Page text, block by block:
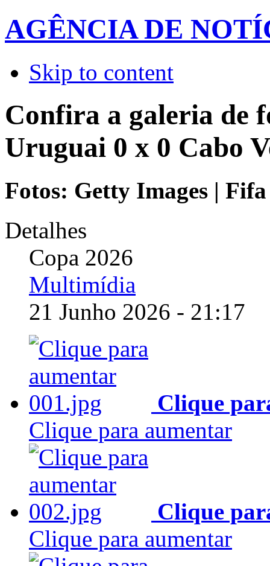
AGÊNCIA DE
Skip to content
Confira a galeria de
Uruguai 0 x 0 Cabo
Fotos: Getty Images | Fifa
Detalhes
Copa 2026
Multimídia
21 Junho 2026 - 21:17
Clique
Clique para aumentar
Clique
Clique para aumentar